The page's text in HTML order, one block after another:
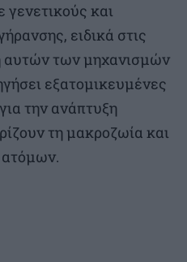
και
ειδικά στις
αυτών των μηχανισμών
εξατομικευμένες
την ανάπτυξη
τη μακροζωία και
ατόμων.